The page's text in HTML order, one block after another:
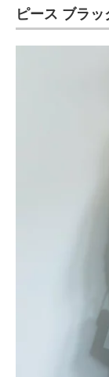
ピース ブラ